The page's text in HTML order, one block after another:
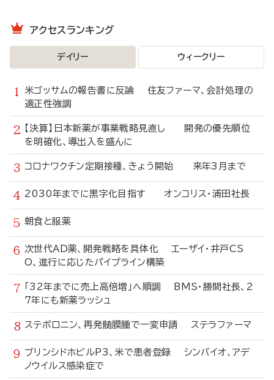
アクセスランキング
デイリー ウィークリー
米ゴッサムの報告書に反論 住友ファーマ、会計処理の
適正性強調
【決算】日本新薬が事業戦略見直し 開発の優先順位
を明確化、導出入を盛んに
コロナワクチン定期接種、きょう開始 来年3月まで
2030年までに黒字化目指す オンコリス・浦田社長
朝食と服薬
次世代AD薬、開発戦略を具体化 エーザイ・井戸CS
O、進行に応じたパイプライン構築
「32年までに売上高倍増」へ順調 BMS・勝間社長、2
7年にも新薬ラッシュ
ステボロニン、再発髄膜腫で一変申請 ステラファーマ
ブリンシドホビルP3、米で患者登録 シンバイオ、アデ
ノウイルス感染症で